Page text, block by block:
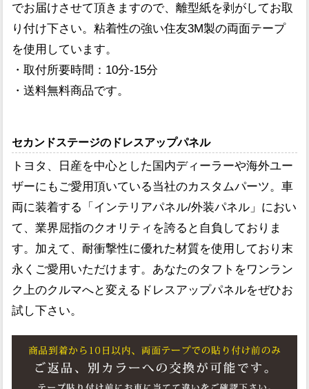
でお届けさせて頂きますので、離型紙を剥がしてお取
り付け下さい。粘着性の強い住友3M製の両面テープ
を使用しています。
・取付所要時間：10分-15分
・送料無料商品です。
セカンドステージのドレスアップパネル
トヨタ、日産を中心とした国内ディーラーや海外ユー
ザーにもご愛用頂いている当社のカスタムパーツ。車
両に装着する「インテリアパネル/外装パネル」におい
て、業界屈指のクオリティを誇ると自負しておりま
す。加えて、耐衝撃性に優れた材質を使用しており末
永くご愛用いただけます。あなたのタフトをワンラン
ク上のクルマへと変えるドレスアップパネルをぜひお
試し下さい。